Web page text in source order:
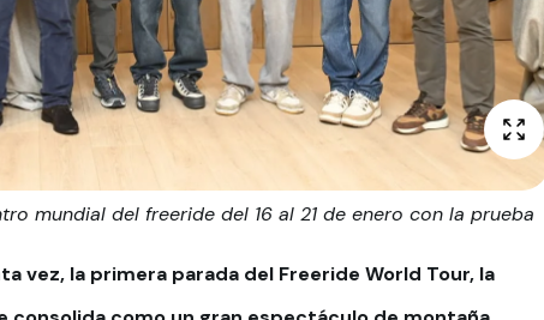
mundial del freeride del 16 al 21 de enero con la prueba
vez, la primera parada del Freeride World Tour, la